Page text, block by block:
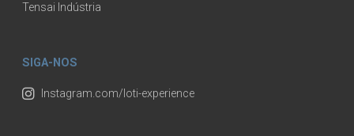
Tensai Indústria
SIGA-NOS
Instagram.com/loti-experience